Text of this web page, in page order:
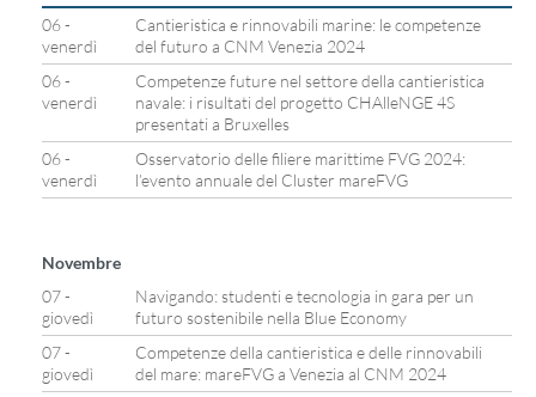
06 -
venerdì
Cantieristica e rinnovabili marine: le competenze
del futuro a CNM Venezia 2024
06 -
venerdì
Competenze future nel settore della cantieristica
navale: i risultati del progetto CHAlleNGE 4S
presentati a Bruxelles
06 -
venerdì
Osservatorio delle filiere marittime FVG 2024:
l’evento annuale del Cluster mareFVG
Novembre
07 -
giovedì
Navigando: studenti e tecnologia in gara per un
futuro sostenibile nella Blue Economy
07 -
giovedì
Competenze della cantieristica e delle rinnovabili
del mare: mareFVG a Venezia al CNM 2024